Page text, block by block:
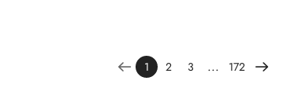
1 2 3 ... 172